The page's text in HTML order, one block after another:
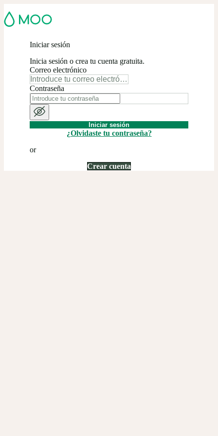
Iniciar sesión
Inicia sesión o crea tu cuenta gratuita.
Correo electrónico
Contraseña
Iniciar sesión
¿Olvidaste tu contraseña?
or
Crear cuenta